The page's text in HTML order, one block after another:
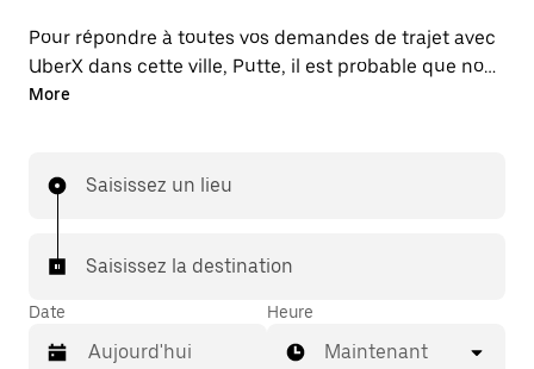
Pour répondre à toutes vos demandes de trajet avec
UberX dans cette ville, Putte, il est probable que nous
vous mettions en relation avec un chauffeur de taxi.
même disponibilité (24 h/24 et 7/j) qu'avec UberX.
More
Saisissez un lieu
Saisissez la destination
Date Heure
Maintenant